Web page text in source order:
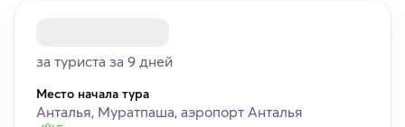
за туриста за 9 дней
Место начала тура
Анталья, Муратпаша, аэропорт Анталья